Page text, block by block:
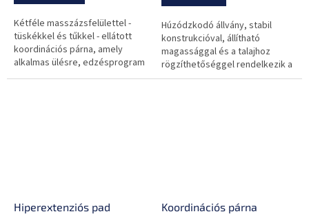
Kétféle masszázsfelülettel -
tüskékkel és tűkkel - ellátott
koordinációs párna, amely
alkalmas ülésre, edzésprogram
kiegészítésre és relaxációra.
Húzódzkodó állvány, stabil
konstrukcióval, állítható
magassággal és a talajhoz
rögzíthetőséggel rendelkezik a
még nagyobb rugalmasság és
Hiperextenziós pad
Koordinációs párna